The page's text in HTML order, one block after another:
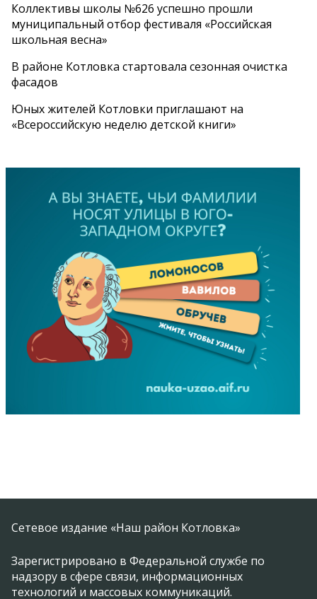
Коллективы школы №626 успешно прошли
муниципальный отбор фестиваля «Российская
школьная весна»
В районе Котловка стартовала сезонная очистка
фасадов
Юных жителей Котловки приглашают на
«Всероссийскую неделю детской книги»
Сетевое издание «Наш район Котловка»
Зарегистрировано в Федеральной службе по
надзору в сфере связи, информационных
технологий и массовых коммуникаций.